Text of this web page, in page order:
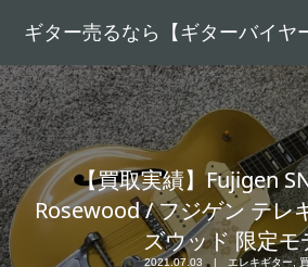
ギター売るなら【ギターバイヤ
【買取実績】Fujigen
Rosewood / フジゲン テレ
ズウッド 限定モ
2021.07.03 エレキギター,